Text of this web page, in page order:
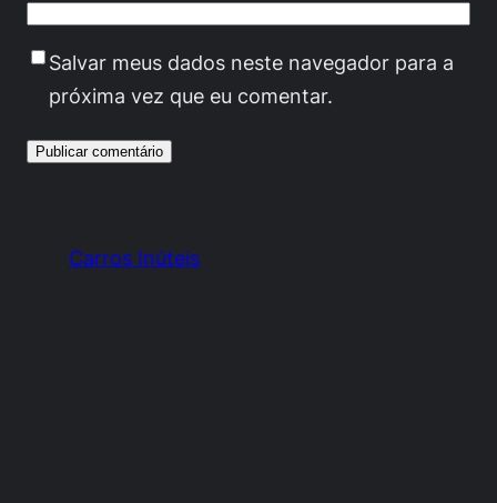
Salvar meus dados neste navegador para a
próxima vez que eu comentar.
Carros Inúteis